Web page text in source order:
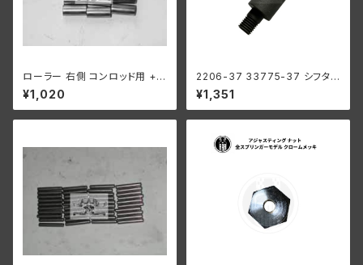
ローラー 右側 コンロッド用 +0
008 オーバーサイズ 12個入り
ハーレーダビッドソン 1929-73
年 DL RL WL G エンジン
¥1,020
2206-37 33775-37 シフタ
ーレバー スタッド オリジナル1ピ
ーススタイル パーカー ハーレー
1937-64年 全ハンドシフトモデ
¥1,351